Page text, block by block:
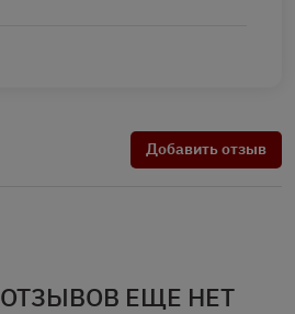
Добавить отзыв
ОТЗЫВОВ ЕЩЕ НЕТ